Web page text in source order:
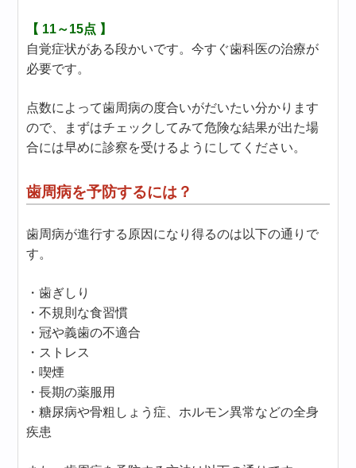
【 11～15点 】
自覚症状がある段かいです。今すぐ歯科医の治療が
必要です。
点数によって歯周病の度合いがだいたい分かります
ので、まずはチェックしてみて危険な結果が出た場
合には早めに診察を受けるようにしてください。
歯周病を予防するには？
歯周病が進行する原因になり得るのは以下の通りで
す。
・歯ぎしり
・不規則な食習慣
・冠や義歯の不適合
・ストレス
・喫煙
・長期の薬服用
・糖尿病や骨粗しょう症、ホルモン異常などの全身
疾患